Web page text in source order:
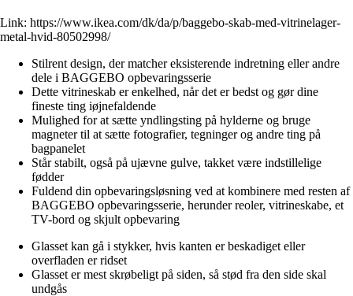
Link: https://www.ikea.com/dk/da/p/baggebo-skab-med-vitrinelager-
metal-hvid-80502998/
Stilrent design, der matcher eksisterende indretning eller andre
dele i BAGGEBO opbevaringsserie
Dette vitrineskab er enkelhed, når det er bedst og gør dine
fineste ting iøjnefaldende
Mulighed for at sætte yndlingsting på hylderne og bruge
magneter til at sætte fotografier, tegninger og andre ting på
bagpanelet
Står stabilt, også på ujævne gulve, takket være indstillelige
fødder
Fuldend din opbevaringsløsning ved at kombinere med resten af
BAGGEBO opbevaringsserie, herunder reoler, vitrineskabe, et
TV-bord og skjult opbevaring
Glasset kan gå i stykker, hvis kanten er beskadiget eller
overfladen er ridset
Glasset er mest skrøbeligt på siden, så stød fra den side skal
undgås